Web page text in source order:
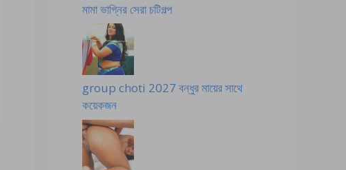
মামা ভাগ্নির সেরা চটিগল্প
group choti 2027 বন্ধুর মায়ের সাথে
কয়েকজন